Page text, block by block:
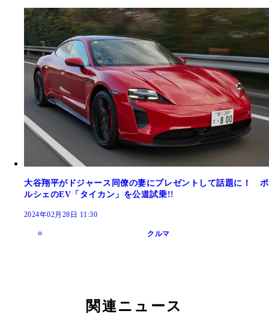
大谷翔平がドジャース同僚の妻にプレゼントして話題に！ ポ
ルシェのEV「タイカン」を公道試乗!!
2024年02月28日 11:30
クルマ
関連ニュース